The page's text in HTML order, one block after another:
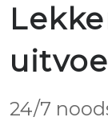
24/7